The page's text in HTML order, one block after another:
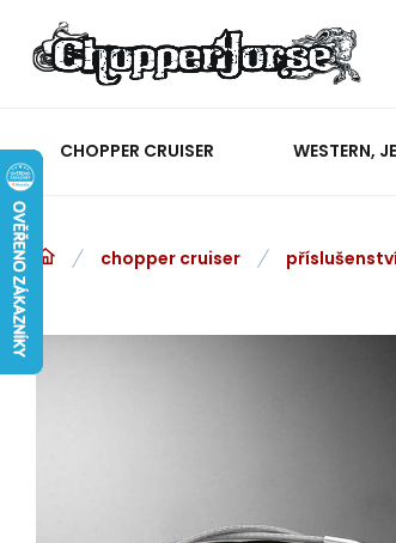
CHOPPER CRUISER WESTERN,
chopper cruiser